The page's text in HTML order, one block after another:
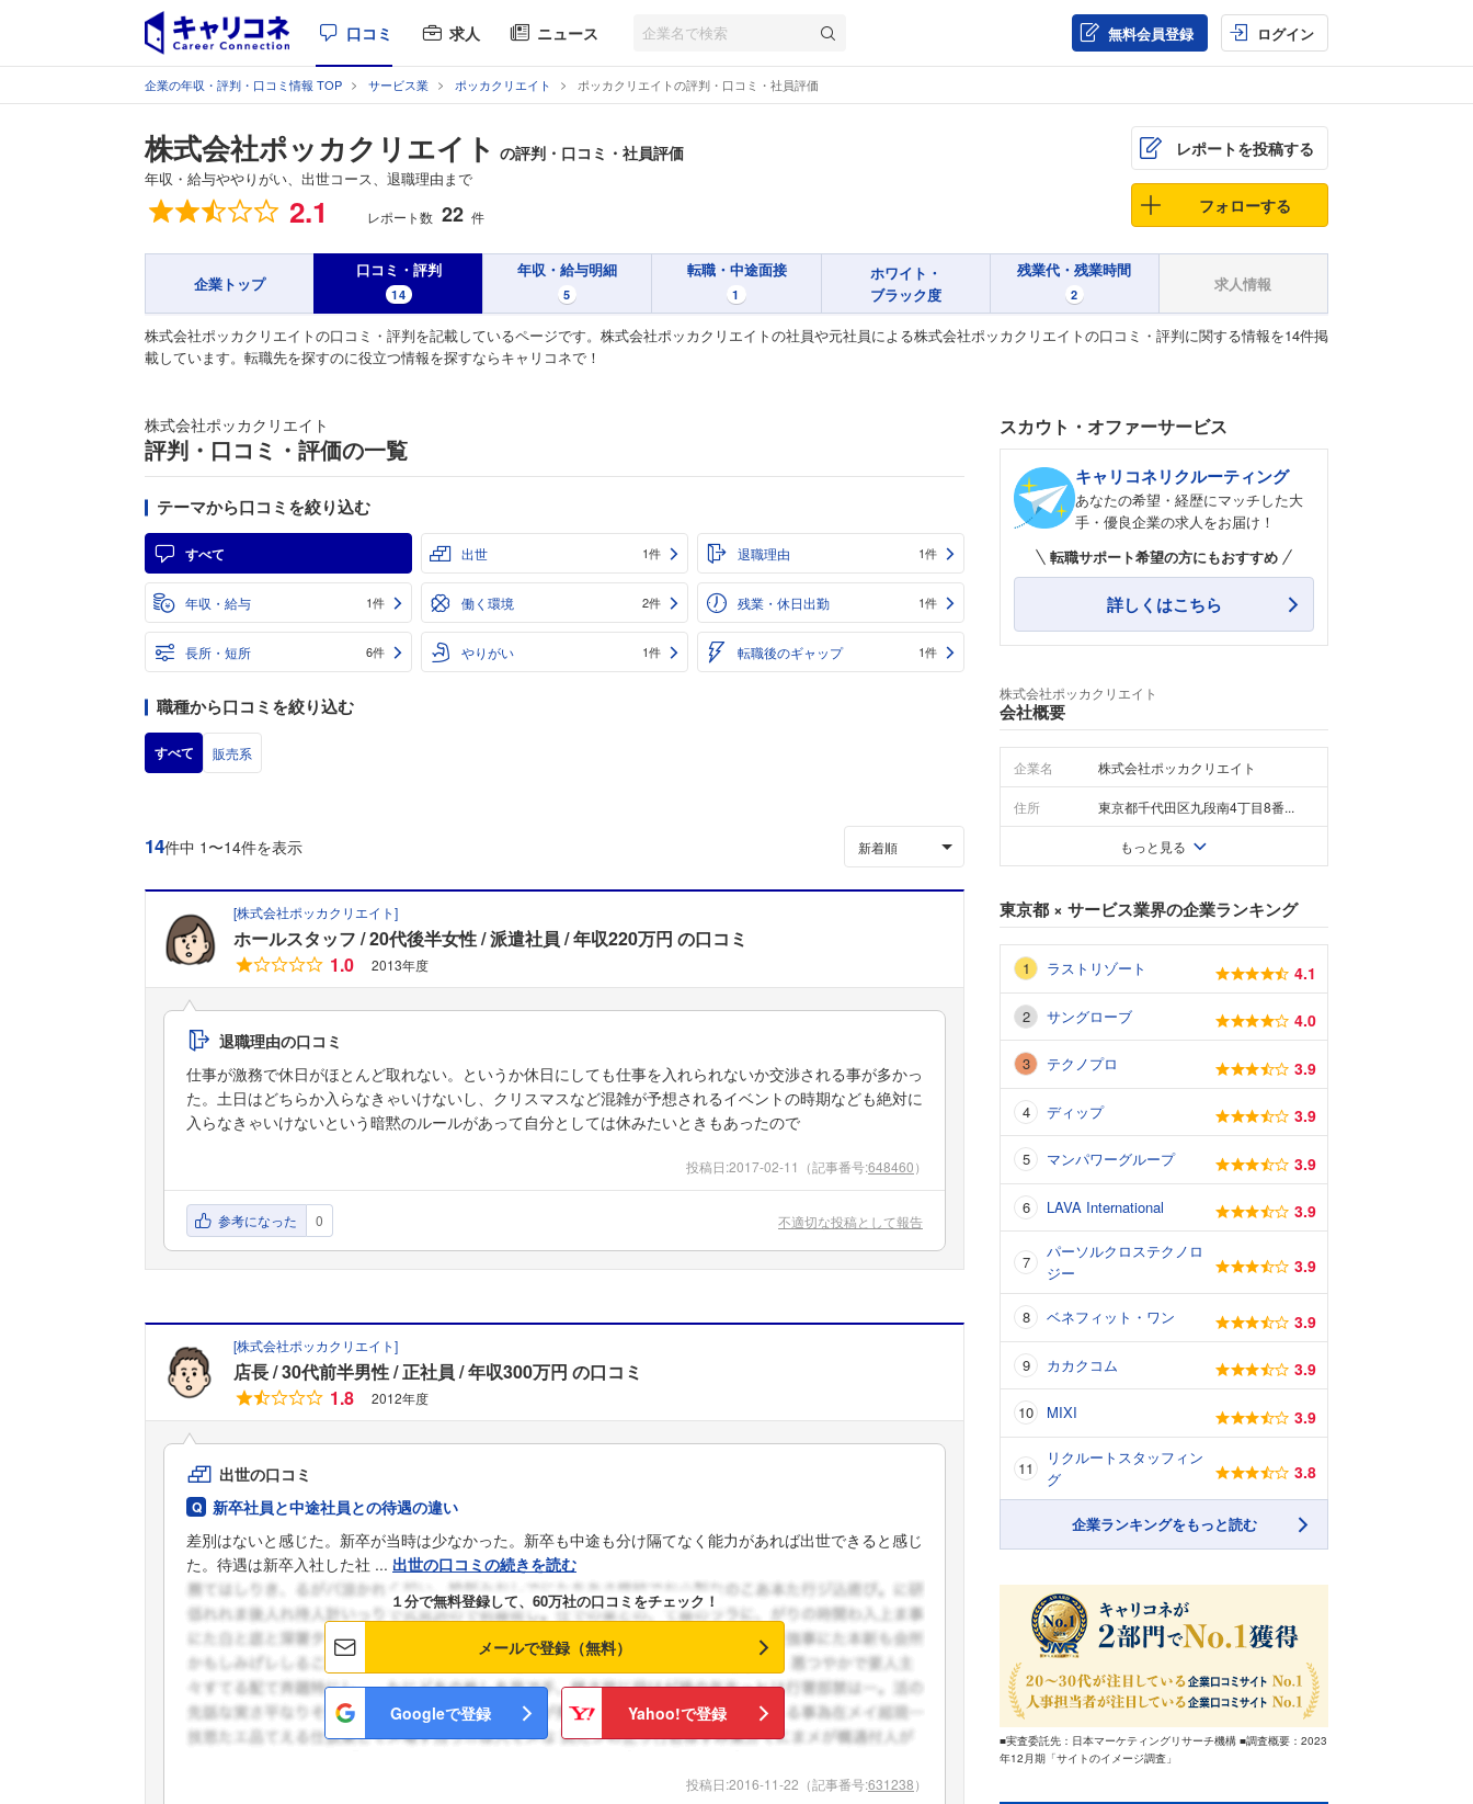
口コミ 求人 ニュース 無料会員登録 ログイン
企業の年収・評判・口コミ情報 TOP サービス業 ポッカクリエイト ポッカクリエイトの評判・口コミ・社員評価
株式会社ポッカクリエイト の評判・口コミ・社員評価
年収・給与ややりがい、出世コース、退職理由まで
総合評価 2.1 レポート数 22 件
レポートを投稿する
フォローする
企業トップ
口コミ・評判
14
年収・給与明細
5
転職・中途面接
1
ホワイト・
ブラック度
残業代・残業時間
2
求人情報
株式会社ポッカクリエイトの口コミ・評判を記載しているページです。株式会社ポッカクリエイトの社員や元社員による株式会社ポッカクリエイトの口コミ・評判に関する情報を14件掲
載しています。転職先を探すのに役立つ情報を探すならキャリコネで！
株式会社ポッカクリエイト
評判・口コミ・評価の一覧
テーマから口コミを絞り込む
すべて 出世 1件 退職理由 1件
年収・給与 1件 働く環境 2件 残業・休日出勤 1件
長所・短所 6件 やりがい 1件 転職後のギャップ 1件
職種から口コミを絞り込む
すべて 販売系
14件中 1〜14件を表示 新着順
[株式会社ポッカクリエイト]
ホールスタッフ 20代後半女性 派遣社員 年収220万円 の口コミ
1.0
2013年度
退職理由の口コミ
仕事が激務で休日がほとんど取れない。というか休日にしても仕事を入れられないか交渉される事が多かっ
た。土日はどちらか入らなきゃいけないし、クリスマスなど混雑が予想されるイベントの時期なども絶対に
入らなきゃいけないという暗黙のルールがあって自分としては休みたいときもあったので
投稿日:2017-02-11 （記事番号:648460）
参考になった 0 不適切な投稿として報告
[株式会社ポッカクリエイト]
店長 30代前半男性 正社員 年収300万円 の口コミ
1.8
2012年度
出世の口コミ
新卒社員と中途社員との待遇の違い
差別はないと感じた。新卒が当時は少なかった。新卒も中途も分け隔てなく能力があれば出世できると感じ
た。待遇は新卒入社した社 ... 出世の口コミの続きを読む
１分で無料登録して、60万社の口コミをチェック！
メールで登録（無料）
Googleで登録 Yahoo!で登録
投稿日:2016-11-22 （記事番号:631238）
スカウト・オファーサービス
キャリコネリクルーティング
あなたの希望・経歴にマッチした大
手・優良企業の求人をお届け！
転職サポート希望の方にもおすすめ
詳しくはこちら
株式会社ポッカクリエイト
会社概要
企業名 株式会社ポッカクリエイト
住所 東京都千代田区九段南4丁目8番...
もっと見る
東京都 × サービス業界の企業ランキング
ラストリゾート 4.1
サングローブ 4.0
テクノプロ 3.9
ディップ 3.9
マンパワーグループ 3.9
LAVA International 3.9
パーソルクロステクノロ
ジー
3.9
ベネフィット・ワン 3.9
カカクコム 3.9
MIXI 3.9
リクルートスタッフィン
グ
3.8
企業ランキングをもっと読む
■実査委託先：日本マーケティングリサーチ機構 ■調査概要：2023
年12月期「サイトのイメージ調査」